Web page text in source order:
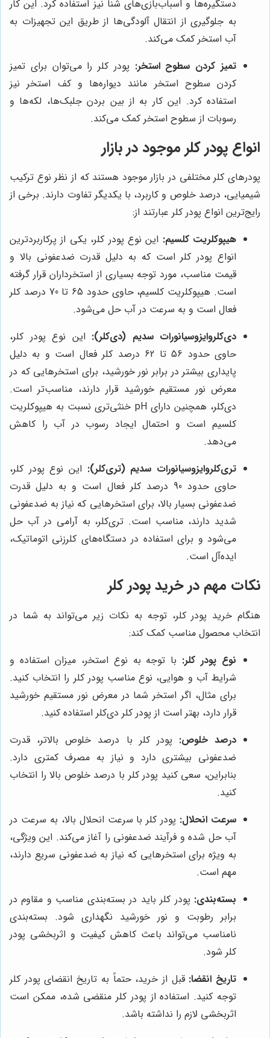
دستگیره‌ها و اسباب‌بازی‌های شنا نیز استفاده کرد. این کار
به جلوگیری از انتقال آلودگی‌ها از طریق این تجهیزات به
آب استخر کمک می‌کند.
تمیز کردن سطوح استخر: پودر کلر را می‌توان برای تمیز
کردن سطوح استخر مانند دیواره‌ها و کف استخر نیز
استفاده کرد. این کار به از بین بردن جلبک‌ها، لکه‌ها و
رسوبات از سطوح استخر کمک می‌کند.
انواع پودر کلر موجود در بازار
پودرهای کلر مختلفی در بازار موجود هستند که از نظر نوع ترکیب
شیمیایی، درصد خلوص و کاربرد، با یکدیگر تفاوت دارند. برخی از
رایج‌ترین انواع پودر کلر عبارتند از:
هیپوکلریت کلسیم: این نوع پودر کلر، یکی از پرکاربردترین
انواع پودر کلر است که به دلیل قدرت ضدعفونی بالا و
قیمت مناسب، مورد توجه بسیاری از استخرداران قرار گرفته
است. هیپوکلریت کلسیم، حاوی حدود 65 تا 70 درصد کلر
فعال است و به سرعت در آب حل می‌شود.
دی‌کلروایزوسیانورات سدیم (دی‌کلر): این نوع پودر کلر،
حاوی حدود 56 تا 62 درصد کلر فعال است و به دلیل
پایداری بیشتر در برابر نور خورشید، برای استخرهایی که در
معرض نور مستقیم خورشید قرار دارند، مناسب‌تر است.
دی‌کلر، همچنین دارای pH خنثی‌تری نسبت به هیپوکلریت
کلسیم است و احتمال ایجاد رسوب در آب را کاهش
می‌دهد.
تری‌کلروایزوسیانورات سدیم (تری‌کلر): این نوع پودر کلر،
حاوی حدود 90 درصد کلر فعال است و به دلیل قدرت
ضدعفونی بسیار بالا، برای استخرهایی که نیاز به ضدعفونی
شدید دارند، مناسب است. تری‌کلر، به آرامی در آب حل
می‌شود و برای استفاده در دستگاه‌های کلرزنی اتوماتیک،
ایده‌آل است.
نکات مهم در خرید پودر کلر
هنگام خرید پودر کلر، توجه به نکات زیر می‌تواند به شما در
انتخاب محصول مناسب کمک کند:
نوع پودر کلر: با توجه به نوع استخر، میزان استفاده و
شرایط آب و هوایی، نوع مناسب پودر کلر را انتخاب کنید.
برای مثال، اگر استخر شما در معرض نور مستقیم خورشید
قرار دارد، بهتر است از پودر کلر دی‌کلر استفاده کنید.
درصد خلوص: پودر کلر با درصد خلوص بالاتر، قدرت
ضدعفونی بیشتری دارد و نیاز به مصرف کمتری دارد.
بنابراین، سعی کنید پودر کلر با درصد خلوص بالا را انتخاب
کنید.
سرعت انحلال: پودر کلر با سرعت انحلال بالا، به سرعت در
آب حل شده و فرآیند ضدعفونی را آغاز می‌کند. این ویژگی،
به ویژه برای استخرهایی که نیاز به ضدعفونی سریع دارند،
مهم است.
بسته‌بندی: پودر کلر باید در بسته‌بندی مناسب و مقاوم در
برابر رطوبت و نور خورشید نگهداری شود. بسته‌بندی
نامناسب می‌تواند باعث کاهش کیفیت و اثربخشی پودر
کلر شود.
تاریخ انقضا: قبل از خرید، حتماً به تاریخ انقضای پودر کلر
توجه کنید. استفاده از پودر کلر منقضی شده، ممکن است
اثربخشی لازم را نداشته باشد.